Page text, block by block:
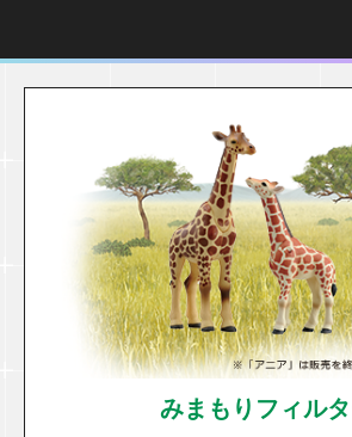
みまもりフィル